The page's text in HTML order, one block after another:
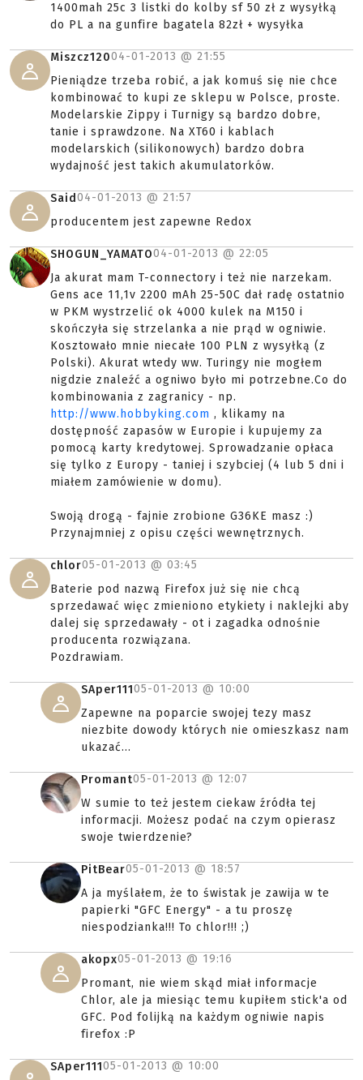
1400mah 25c 3 listki do kolby sf 50 zł z wysyłką
do PL a na gunfire bagatela 82zł + wysyłka
Miszcz12004-01-2013 @ 21:55
Pieniądze trzeba robić, a jak komuś się nie chce
kombinować to kupi ze sklepu w Polsce, proste.
Modelarskie Zippy i Turnigy są bardzo dobre,
tanie i sprawdzone. Na XT60 i kablach
modelarskich (silikonowych) bardzo dobra
wydajność jest takich akumulatorków.
Said04-01-2013 @ 21:57
producentem jest zapewne Redox
SHOGUN_YAMATO04-01-2013 @ 22:05
Ja akurat mam T-connectory i też nie narzekam.
Gens ace 11,1v 2200 mAh 25-50C dał radę ostatnio
w PKM wystrzelić ok 4000 kulek na M150 i
skończyła się strzelanka a nie prąd w ogniwie.
Kosztowało mnie niecałe 100 PLN z wysyłką (z
Polski). Akurat wtedy ww. Turingy nie mogłem
nigdzie znaleźć a ogniwo było mi potrzebne.Co do
kombinowania z zagranicy - np.
http://www.hobbyking.com , klikamy na
dostępność zapasów w Europie i kupujemy za
pomocą karty kredytowej. Sprowadzanie opłaca
się tylko z Europy - taniej i szybciej (4 lub 5 dni i
miałem zamówienie w domu).
Swoją drogą - fajnie zrobione G36KE masz :)
Przynajmniej z opisu części wewnętrznych.
chlor05-01-2013 @ 03:45
Baterie pod nazwą Firefox już się nie chcą
sprzedawać więc zmieniono etykiety i naklejki aby
dalej się sprzedawały - ot i zagadka odnośnie
producenta rozwiązana.
Pozdrawiam.
SAper11105-01-2013 @ 10:00
Zapewne na poparcie swojej tezy masz
niezbite dowody których nie omieszkasz nam
ukazać...
Promant05-01-2013 @ 12:07
W sumie to też jestem ciekaw źródła tej
informacji. Możesz podać na czym opierasz
swoje twierdzenie?
PitBear05-01-2013 @ 18:57
A ja myślałem, że to świstak je zawija w te
papierki "GFC Energy" - a tu proszę
niespodzianka!!! To chlor!!! ;)
akopx05-01-2013 @ 19:16
Promant, nie wiem skąd miał informacje
Chlor, ale ja miesiąc temu kupiłem stick'a od
GFC. Pod folijką na każdym ogniwie napis
firefox :P
SAper11105-01-2013 @ 10:00